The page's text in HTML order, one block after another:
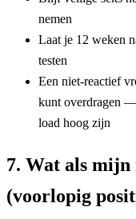
nemen
Laat je 12 weken
testen
Een niet-reactief
kunt overdragen
load hoog zijn
7. Wat als
(voorlopig